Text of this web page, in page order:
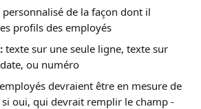
personnalisé de la façon dont il
profils des employés
texte sur une seule ligne, texte sur
ou numéro
devraient être en mesure de
oui, qui devrait remplir le champ -